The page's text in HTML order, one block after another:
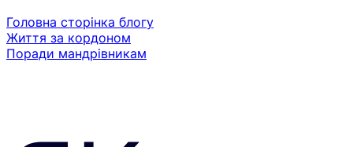
Головна сторінка блогу
Життя за кордоном
Поради мандрівникам